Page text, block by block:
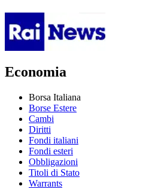
Economia
Borsa Italiana
Borse Estere
Cambi
Diritti
Fondi italiani
Fondi esteri
Obbligazioni
Titoli di Stato
Warrants